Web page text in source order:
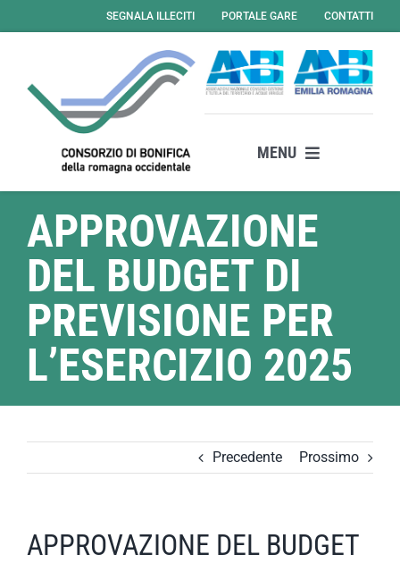
al
SEGNALA ILLECITI PORTALE GARE CONTATTI
MENU
Il consorzio
Attività
Servizi
News
Amministrazione Trasparente
Albo Online – Gare
APPROVAZIONE
DEL BUDGET DI
PREVISIONE PER
L’ESERCIZIO 2025
Precedente Prossimo
APPROVAZIONE DEL BUDGET